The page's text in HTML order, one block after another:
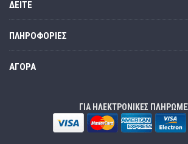
ΔΕΊΤΕ
ΠΛΗΡΟΦΟΡΊΕΣ
ΑΓΟΡΆ
ΓΙΑ ΗΛΕΚΤΡΟΝΙΚΕΣ